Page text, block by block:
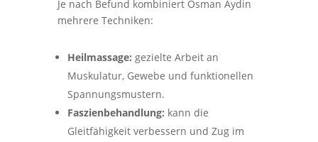
Je nach Befund kombiniert Osman Aydin
mehrere Techniken:
Heilmassage: gezielte Arbeit an
Muskulatur, Gewebe und funktionellen
Spannungsmustern.
Faszienbehandlung: kann die
Gleitfähigkeit verbessern und Zug im